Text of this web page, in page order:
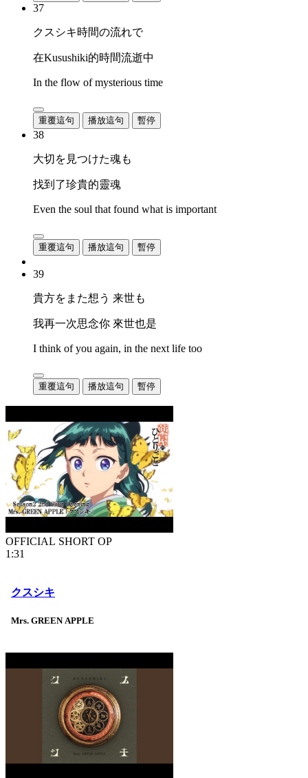
37
クスシキ時間の流れで
在Kusushiki的時間流逝中
In the flow of mysterious time
重覆這句 播放這句 暫停
38
大切を見つけた魂も
找到了珍貴的靈魂
Even the soul that found what is important
重覆這句 播放這句 暫停
39
貴方をまた想う 来世も
我再一次思念你 來世也是
I think of you again, in the next life too
重覆這句 播放這句 暫停
OFFICIAL SHORT OP
1:31
クスシキ
Mrs. GREEN APPLE